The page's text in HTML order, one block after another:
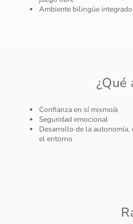
Ambiente bilingüe
¿Qué
Confianza en sí mismo/a
Seguridad emocional
Desarrollo de la
el entorno